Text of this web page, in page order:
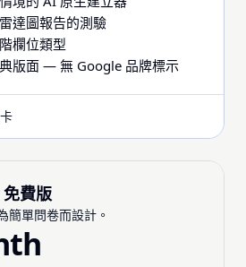
達圖報告的測驗
欄位類型
版面 — 無 Google 品牌標示
費版
單問卷而設計。